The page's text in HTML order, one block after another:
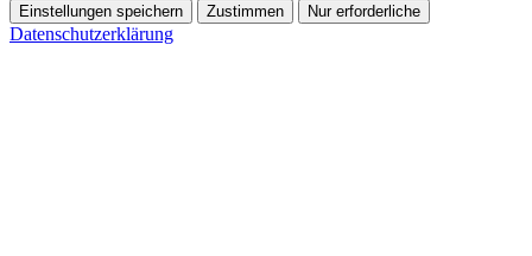
Einstellungen speichern Zustimmen Nur erforderliche
Datenschutzerklärung